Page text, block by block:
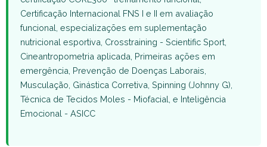
Certificação Internacional FNS I e II em avaliação
funcional, especializações em suplementação
nutricional esportiva, Crosstraining - Scientific Sport,
Cineantropometria aplicada, Primeiras ações em
emergência, Prevenção de Doenças Laborais,
Musculação, Ginástica Corretiva, Spinning (Johnny G),
Técnica de Tecidos Moles - Miofacial, e Inteligência
Emocional - ASICC